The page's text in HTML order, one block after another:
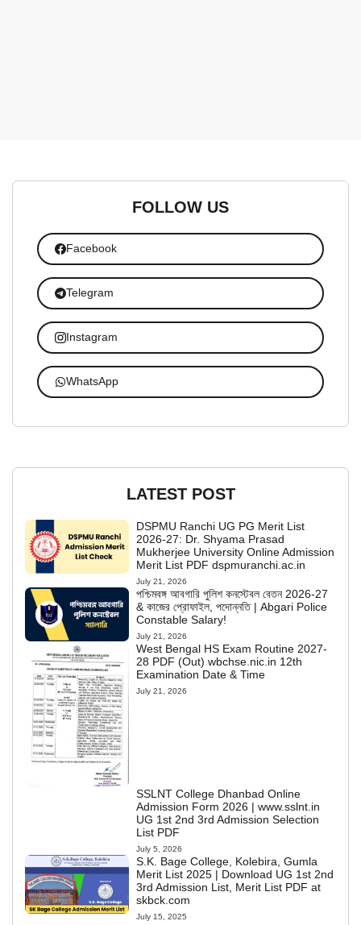
FOLLOW US
Facebook
Telegram
Instagram
WhatsApp
LATEST POST
DSPMU Ranchi UG PG Merit List
2026-27: Dr. Shyama Prasad
Mukherjee University Online Admission
Merit List PDF dspmuranchi.ac.in
July 21, 2026
পশ্চিমবঙ্গ আবগারি পুলিশ কনস্টেবল বেতন 2026-27
& কাজের প্রোফাইল, পদোন্নতি | Abgari Police
Constable Salary!
July 21, 2026
West Bengal HS Exam Routine 2027-
28 PDF (Out) wbchse.nic.in 12th
Examination Date & Time
July 21, 2026
SSLNT College Dhanbad Online
Admission Form 2026 | www.sslnt.in
UG 1st 2nd 3rd Admission Selection
List PDF
July 5, 2026
S.K. Bage College, Kolebira, Gumla
Merit List 2025 | Download UG 1st 2nd
3rd Admission List, Merit List PDF at
skbck.com
July 15, 2025